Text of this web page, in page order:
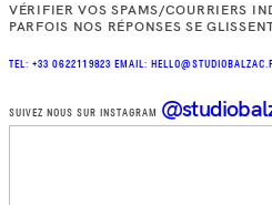
VÉRIFIER VOS SPAMS/COURRIERS
PARFOIS NOS RÉPONSES SE
TEL: +33 0622119823 EMAIL:
SUIVEZ NOUS SUR INSTAGRAM